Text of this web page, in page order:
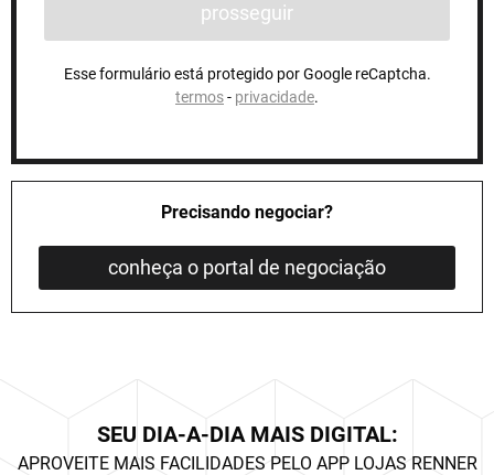
prosseguir
Esse formulário está protegido por Google reCaptcha.
termos- privacidade.
Precisando negociar?
conheça o portal de negociação
SEU DIA-A-DIA MAIS DIGITAL:
APROVEITE MAIS FACILIDADES PELO APP LOJAS RENNER